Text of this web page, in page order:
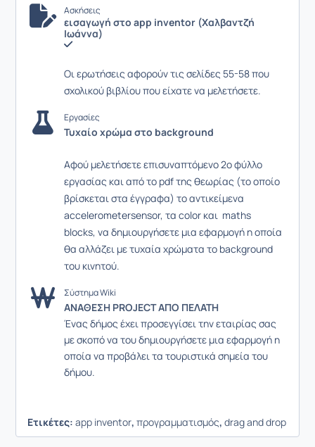
Ασκήσεις
εισαγωγή στο app inventor (Χαλβαντζή
Ιωάννα)
Οι ερωτήσεις αφορούν τις σελίδες 55-58 που
σχολικού βιβλίου που είχατε να μελετήσετε.
Εργασίες
Τυχαίο χρώμα στο background
Αφού μελετήσετε επισυναπτόμενο 2ο φύλλο
εργασίας και από το pdf της θεωρίας (το οποίο
βρίσκεται στα έγγραφα) τo αντικείμενα
accelerometersensor, τα color και maths
blocks, να δημιουργήσετε μια εφαρμογή η οποία
θα αλλάζει με τυχαία χρώματα το background
του κινητού.
Σύστημα Wiki
ΑΝΑΘΕΣΗ PROJECT ΑΠΟ ΠΕΛΑΤΗ
Ένας δήμος έχει προσεγγίσει την εταιρίας σας
με σκοπό να του δημιουργήσετε μια εφαρμογή η
οποία να προβάλει τα τουριστικά σημεία του
δήμου.
Ετικέτες: app inventor, προγραμματισμός, drag and drop